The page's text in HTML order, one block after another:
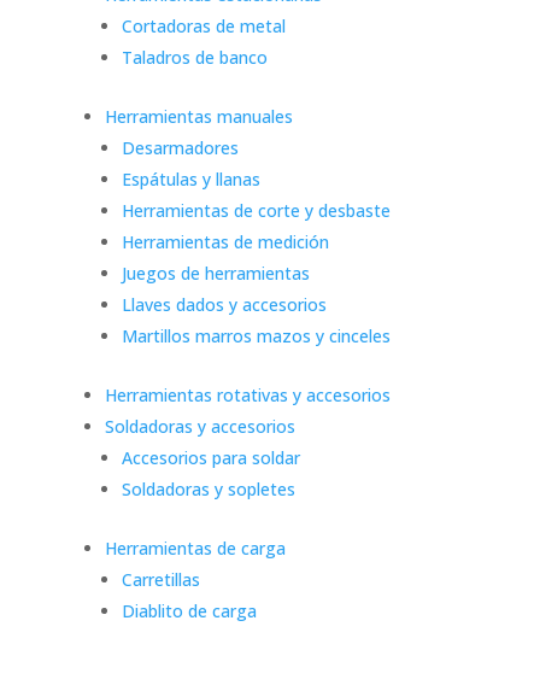
Cortadoras de metal
Taladros de banco
Herramientas manuales
Desarmadores
Espátulas y llanas
Herramientas de corte y desbaste
Herramientas de medición
Juegos de herramientas
Llaves dados y accesorios
Martillos marros mazos y cinceles
Herramientas rotativas y accesorios
Soldadoras y accesorios
Accesorios para soldar
Soldadoras y sopletes
Herramientas de carga
Carretillas
Diablito de carga